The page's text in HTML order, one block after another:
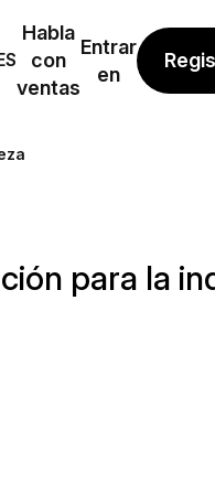
Habla
con
ventas
Entrar
en
para la